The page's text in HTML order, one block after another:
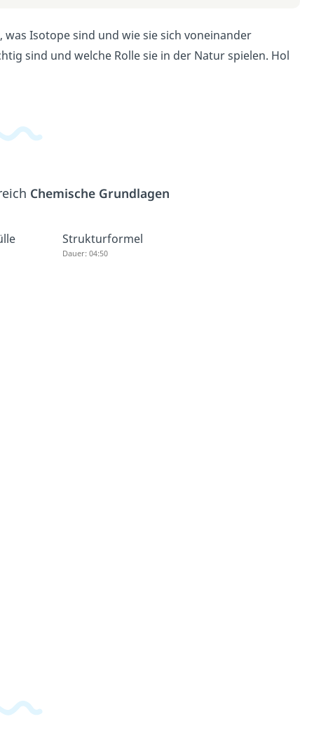
Isotope sind und wie sie sich voneinander
sind und welche Rolle sie in der Natur spielen. Hol
Chemische Grundlagen
Strukturformel
Dauer: 04:50